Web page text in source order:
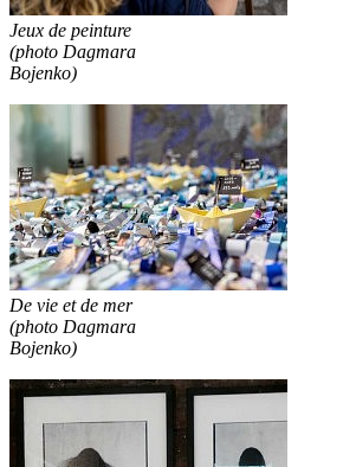
Jeux de peinture
(photo Dagmara
Bojenko)
De vie et de mer
(photo Dagmara
Bojenko)